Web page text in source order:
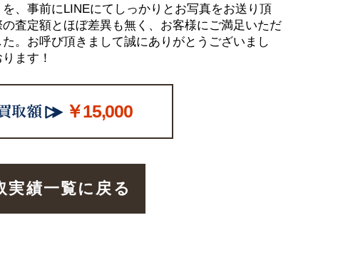
、事前にLINEにてしっかりとお写真をお送り頂
査定額とほぼ差異も無く、お客様にご満足いただ
。お呼び頂きまして誠にありがとうございまし
ます！
￥15,000
実績一覧に戻る